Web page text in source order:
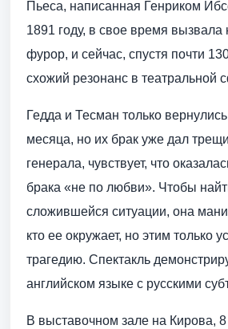
Пьеса, написанная Генриком
1891 году, в свое время вызвала
фурор, и сейчас, спустя почти
схожий резонанс в театральной
Гедда и Тесман только
месяца, но их брак уже дал
генерала, чувствует, что
брака «не по любви». Чтобы
сложившейся ситуации, она
кто ее окружает, но этим только
трагедию. Спектакль
английском языке с русскими
В выставочном зале на Кирова, 8